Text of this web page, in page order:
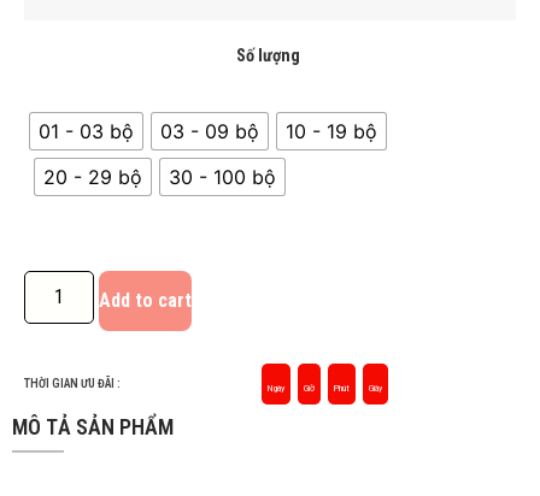
Số lượng
01 - 03 bộ 03 - 09 bộ
10 - 19 bộ
20 - 29 bộ
30 - 100 bộ
Add to cart
THỜI GIAN ƯU ĐÃI : Ngày Giờ Phút Giây
MÔ TẢ SẢN PHẨM